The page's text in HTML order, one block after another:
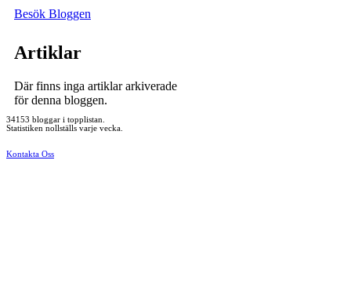
Besök Bloggen
Artiklar
Där finns inga artiklar arkiverade
för denna bloggen.
34153 bloggar i topplistan.
Statistiken nollställs varje vecka.
Kontakta Oss